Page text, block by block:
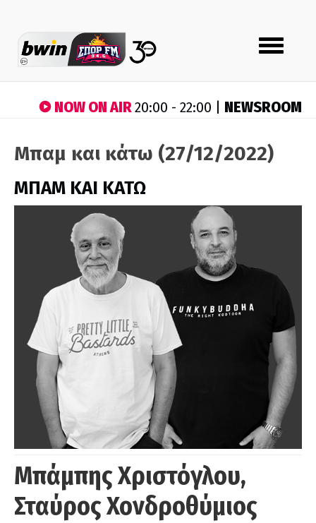
Toggle
navigation
NOW ON AIR20:00 - 22:00 | NEWSROOM
Μπαμ και κάτω (27/12/2022)
ΜΠΑΜ ΚΑΙ ΚΑΤΩ
Μπάμπης Χριστόγλου,
Σταύρος Χονδροθύμιος